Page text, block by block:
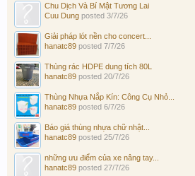
Chu Dịch Và Bí Mật Tương Lai
Cuu Dung posted 3/7/26
Giải pháp lót nền cho concert...
hanatc89 posted 7/7/26
Thùng rác HDPE dung tích 80L
hanatc89 posted 20/7/26
Thùng Nhựa Nắp Kín: Công Cụ Nhỏ...
hanatc89 posted 6/7/26
Báo giá thùng nhựa chữ nhật...
hanatc89 posted 25/7/26
những ưu điểm của xe nâng tay...
hanatc89 posted 27/7/26